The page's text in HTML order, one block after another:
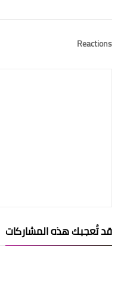
Reactions
قد تُعجبك هذه المشاركات